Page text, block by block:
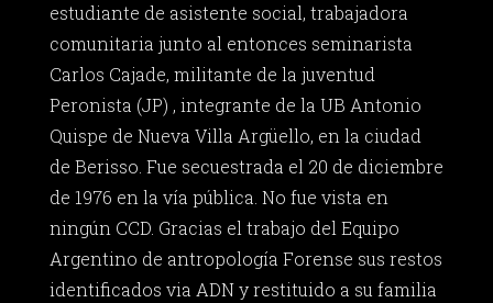
estudiante de asistente social, trabajadora
comunitaria junto al entonces seminarista
Carlos Cajade, militante de la juventud
Peronista (JP) , integrante de la UB Antonio
Quispe de Nueva Villa Argüello, en la ciudad
de Berisso. Fue secuestrada el 20 de diciembre
de 1976 en la vía pública. No fue vista en
ningún CCD. Gracias el trabajo del Equipo
Argentino de antropología Forense sus restos
identificados via ADN y restituido a su familia